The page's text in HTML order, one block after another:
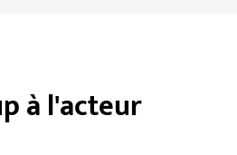
à l'acteur